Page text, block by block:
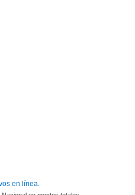
en línea.